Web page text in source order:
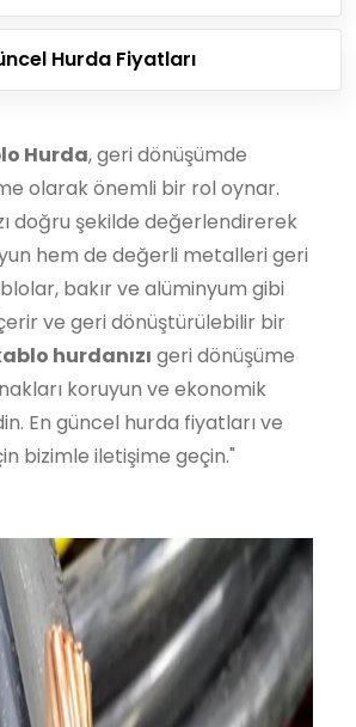
Hurda Fiyatları
Hurda, geri dönüşümde
olarak önemli bir rol oynar.
doğru şekilde değerlendirerek
hem de değerli metalleri geri
bakır ve alüminyum gibi
ve geri dönüştürülebilir bir
hurdanızı geri dönüşüme
koruyun ve ekonomik
En güncel hurda fiyatları ve
bizimle iletişime geçin."